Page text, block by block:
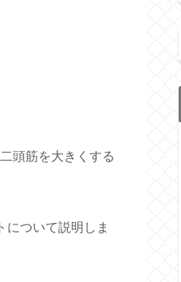
頭筋を大きくする
について説明しま